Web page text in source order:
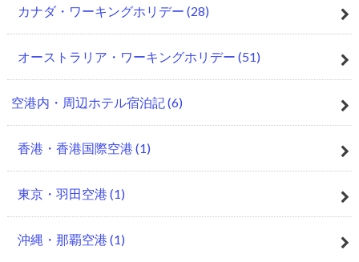
カナダ・ワーキングホリデー (28)
オーストラリア・ワーキングホリデー (51)
空港内・周辺ホテル宿泊記(6)
香港・香港国際空港 (1)
東京・羽田空港 (1)
沖縄・那覇空港 (1)